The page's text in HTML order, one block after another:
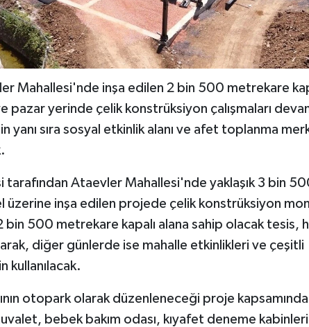
Mahallesi'nde inşa edilen 2 bin 500 metrekare
pazar yerinde çelik konstrüksiyon çalışmaları
yanı sıra sosyal etkinlik alanı ve afet toplanma
tarafından Ataevler Mahallesi'nde yaklaşık 3 bin
üzerine inşa edilen projede çelik konstrüksiyon
2 bin 500 metrekare kapalı alana sahip olacak tesis,
diğer günlerde ise mahalle etkinlikleri ve çeşitli
kullanılacak.
otopark olarak düzenleneceği proje
bebek bakım odası, kıyafet deneme